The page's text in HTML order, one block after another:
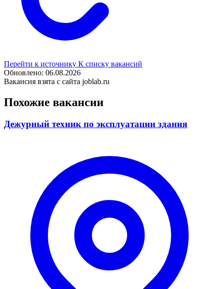
Перейти к источнику К списку вакансий
Обновлено: 06.08.2026
Вакансия взята с сайта joblab.ru
Похожие вакансии
Дежурный техник по эксплуатации здания